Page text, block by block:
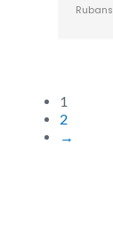
1
2
→